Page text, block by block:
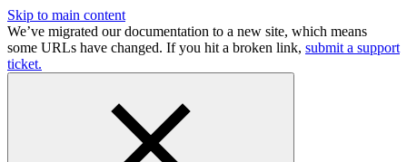
Skip to main content
We’ve migrated our documentation to a new site, which means
some URLs have changed. If you hit a broken link, submit a support
ticket.